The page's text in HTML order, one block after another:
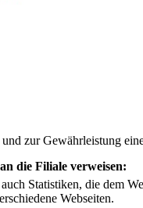
die Filiale verweisen:
Inhalte von
Datenschutzerklärung.
zur Gewährleistung
Statistiken, die dem
Webseiten.